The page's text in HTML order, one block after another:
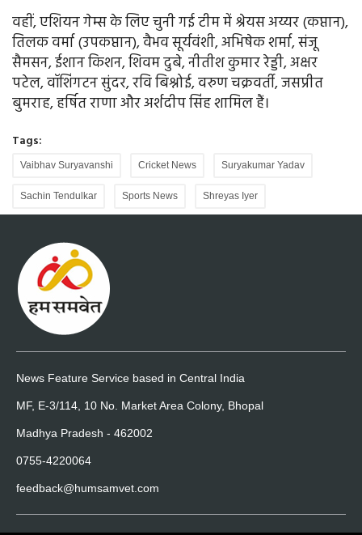
वहीं, एशियन गेम्स के लिए चुनी गई टीम में श्रेयस अय्यर (कप्तान),
तिलक वर्मा (उपकप्तान), वैभव सूर्यवंशी, अभिषेक शर्मा, संजू
सैमसन, ईशान किशन, शिवम दुबे, नीतीश कुमार रेड्डी, अक्षर
पटेल, वॉशिंगटन सुंदर, रवि बिश्नोई, वरुण चक्रवर्ती, जसप्रीत
बुमराह, हर्षित राणा और अर्शदीप सिंह शामिल हैं।
Tags:
Vaibhav Suryavanshi Cricket News Suryakumar Yadav
Sachin Tendulkar Sports News Shreyas Iyer
News Feature Service based in Central India
MF, E-3/114, 10 No. Market Area Colony, Bhopal
Madhya Pradesh - 462002
0755-4220064
feedback@humsamvet.com